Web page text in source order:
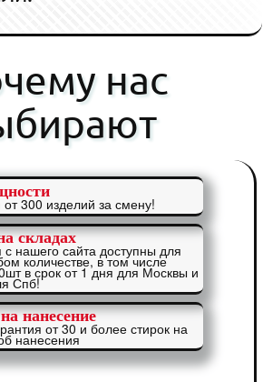
нас
300 изделий за смену!
складах
с нашего сайта доступны для
количестве, в том числе
в срок от 1 дня для Москвы и
Спб!
нанесение
от 30 и более стирок на
нанесения